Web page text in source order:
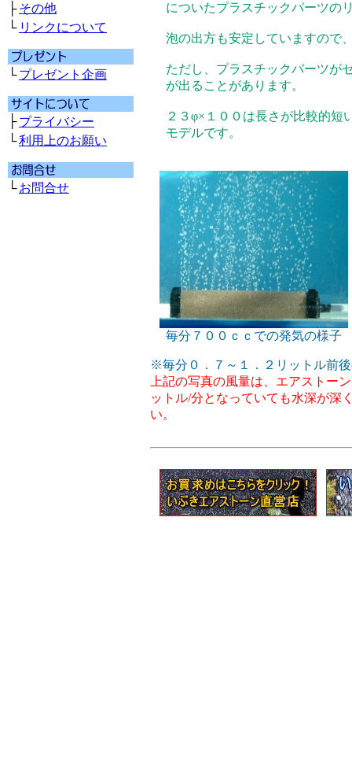
├ その他
└ リンクについて
└ プレゼント企画
├ プライバシー
└利用上のお願い
└ お問合せ
についたプラスチックパーツの
泡の出方も安定していますので
ただし、プラスチックパーツが
が出ることがあります。
２３φ×１００は長さが比較的短
モデルです。
毎分７００ｃｃでの発気の様子
※毎分０．７～１．２リットル前
上記の写真の風量は、エアストー
ットル/分となっていても水深が深
い。